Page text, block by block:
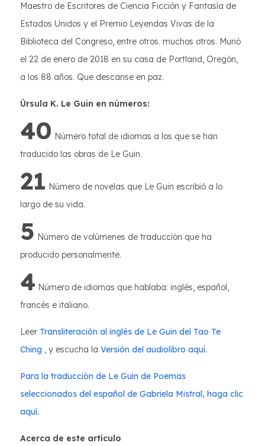
Maestro de Escritores de Ciencia Ficción y Fantasía de
Estados Unidos y el Premio Leyendas Vivas de la
Biblioteca del Congreso, entre otros. muchos otros. Murió
el 22 de enero de 2018 en su casa de Portland, Oregón,
a los 88 años. Que descanse en paz.
Úrsula K. Le Guin en números:
40 Número total de idiomas a los que se han
traducido las obras de Le Guin.
21 Número de novelas que Le Guin escribió a lo
largo de su vida.
5 Número de volúmenes de traducción que ha
producido personalmente.
4 Número de idiomas que hablaba: inglés, español,
francés e italiano.
Leer Transliteración al inglés de Le Guin del Tao Te
Ching , y escucha la Versión del audiolibro aquí.
Para la traducción de Le Guin de Poemas
seleccionados del español de Gabriela Mistral, haga clic
aquí.
Acerca de este artículo